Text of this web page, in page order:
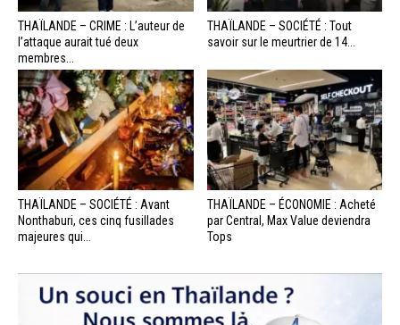
THAÏLANDE – CRIME : L’auteur de
l’attaque aurait tué deux
membres...
THAÏLANDE – SOCIÉTÉ : Tout
savoir sur le meurtrier de 14...
THAÏLANDE – SOCIÉTÉ : Avant
Nonthaburi, ces cinq fusillades
majeures qui...
THAÏLANDE – ÉCONOMIE : Acheté
par Central, Max Value deviendra
Tops